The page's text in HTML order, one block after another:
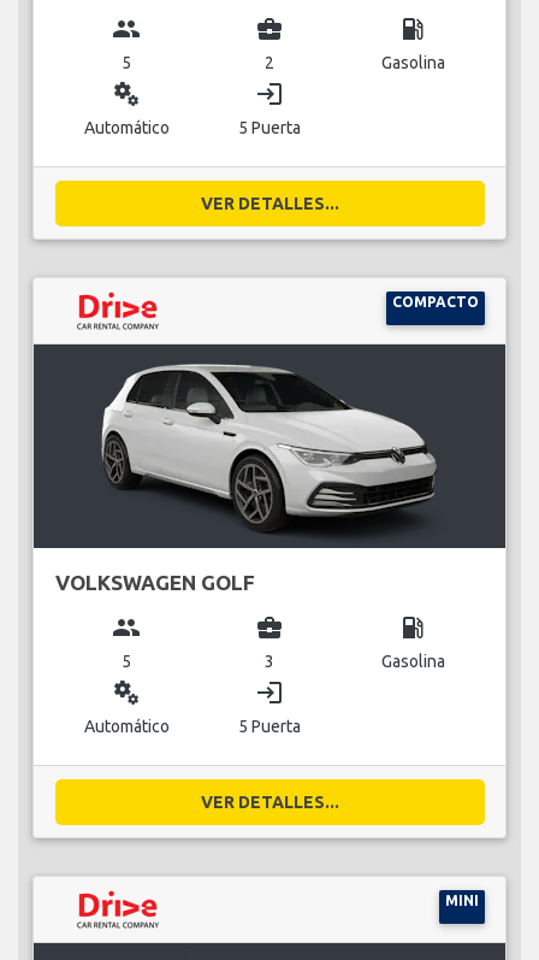
group
5
business_center
2
local_gas_station
Gasolina
miscellaneous_services
Automático
login
5 Puerta
VER DETALLES...
COMPACTO
VOLKSWAGEN GOLF
group
5
business_center
3
local_gas_station
Gasolina
miscellaneous_services
Automático
login
5 Puerta
VER DETALLES...
MINI